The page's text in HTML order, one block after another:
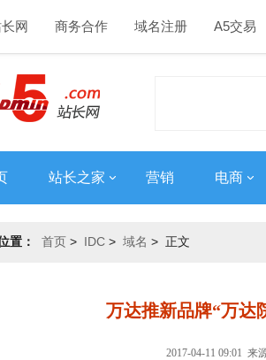
网 商务合作 域名注册 A5交易
站长之家 营销 电商
置： 首页 > IDC > 域名 > 正文
万达推新品牌“万达
2017-04-11 09:01 来